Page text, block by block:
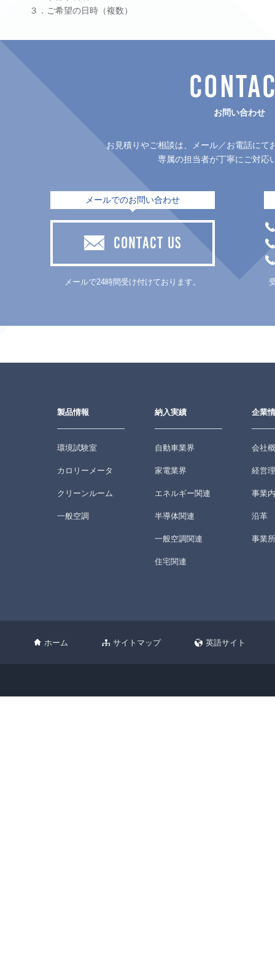
３．ご希望の日時（複数）
お問い合わせ
お見積りやご相談は、メール／お電話にて
専属の担当者が丁寧にご対応
メールでのお問い合わせ
CONTACT US
メールで24時間受け付けております。
製品情報
環境試験室
カロリーメータ
クリーンルーム
一般空調
納入実績
自動車業界
家電業界
エネルギー関連
半導体関連
一般空調関連
住宅関連
企業
会社
経営
事業
沿革
事業
ホーム サイトマップ 英語サイト